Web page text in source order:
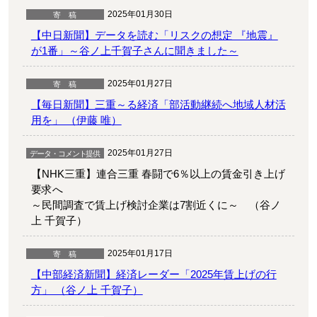
2025年01月30日
【中日新聞】データを読む「リスクの想定 『地震』
が1番」～谷ノ上千賀子さんに聞きました～
2025年01月27日
【毎日新聞】三重～る経済「部活動継続へ地域人材活
用を」 （伊藤 唯）
2025年01月27日
【NHK三重】連合三重 春闘で6％以上の賃金引き上げ
要求へ
～民間調査で賃上げ検討企業は7割近くに～ （谷ノ
上 千賀子）
2025年01月17日
【中部経済新聞】経済レーダー「2025年賃上げの行
方」 （谷ノ上 千賀子）